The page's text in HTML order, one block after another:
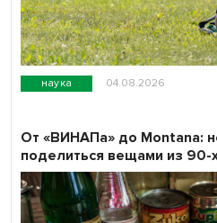
наука 04.08.2026
От «ВИНАПа» до Montana:
поделиться вещами из 90-